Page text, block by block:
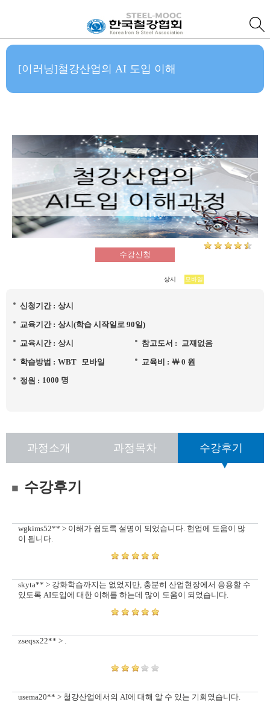
[이러닝]철강산업의 AI 도입 이해
수강신청
상시 모바일
신청기간 : 상시
교육기간 : 상시(학습 시작일로 90일)
교육시간 : 상시 참고도서 : 교재없음
학습방법 : WBT 모바일 교육비 : ￦ 0 원
정원 : 1000 명
과정소개 과정목차 수강후기
수강후기
wgkims52** > 이해가 쉽도록 설명이 되었습니다. 현업에 도움이 많
이 됩니다.
skyta** > 강화학습까지는 없었지만, 충분히 산업현장에서 응용할 수
있도록 AI도입에 대한 이해를 하는데 많이 도움이 되었습니다.
zseqsx22** > .
usema20** > 철강산업에서의 AI에 대해 알 수 있는 기회였습니다.